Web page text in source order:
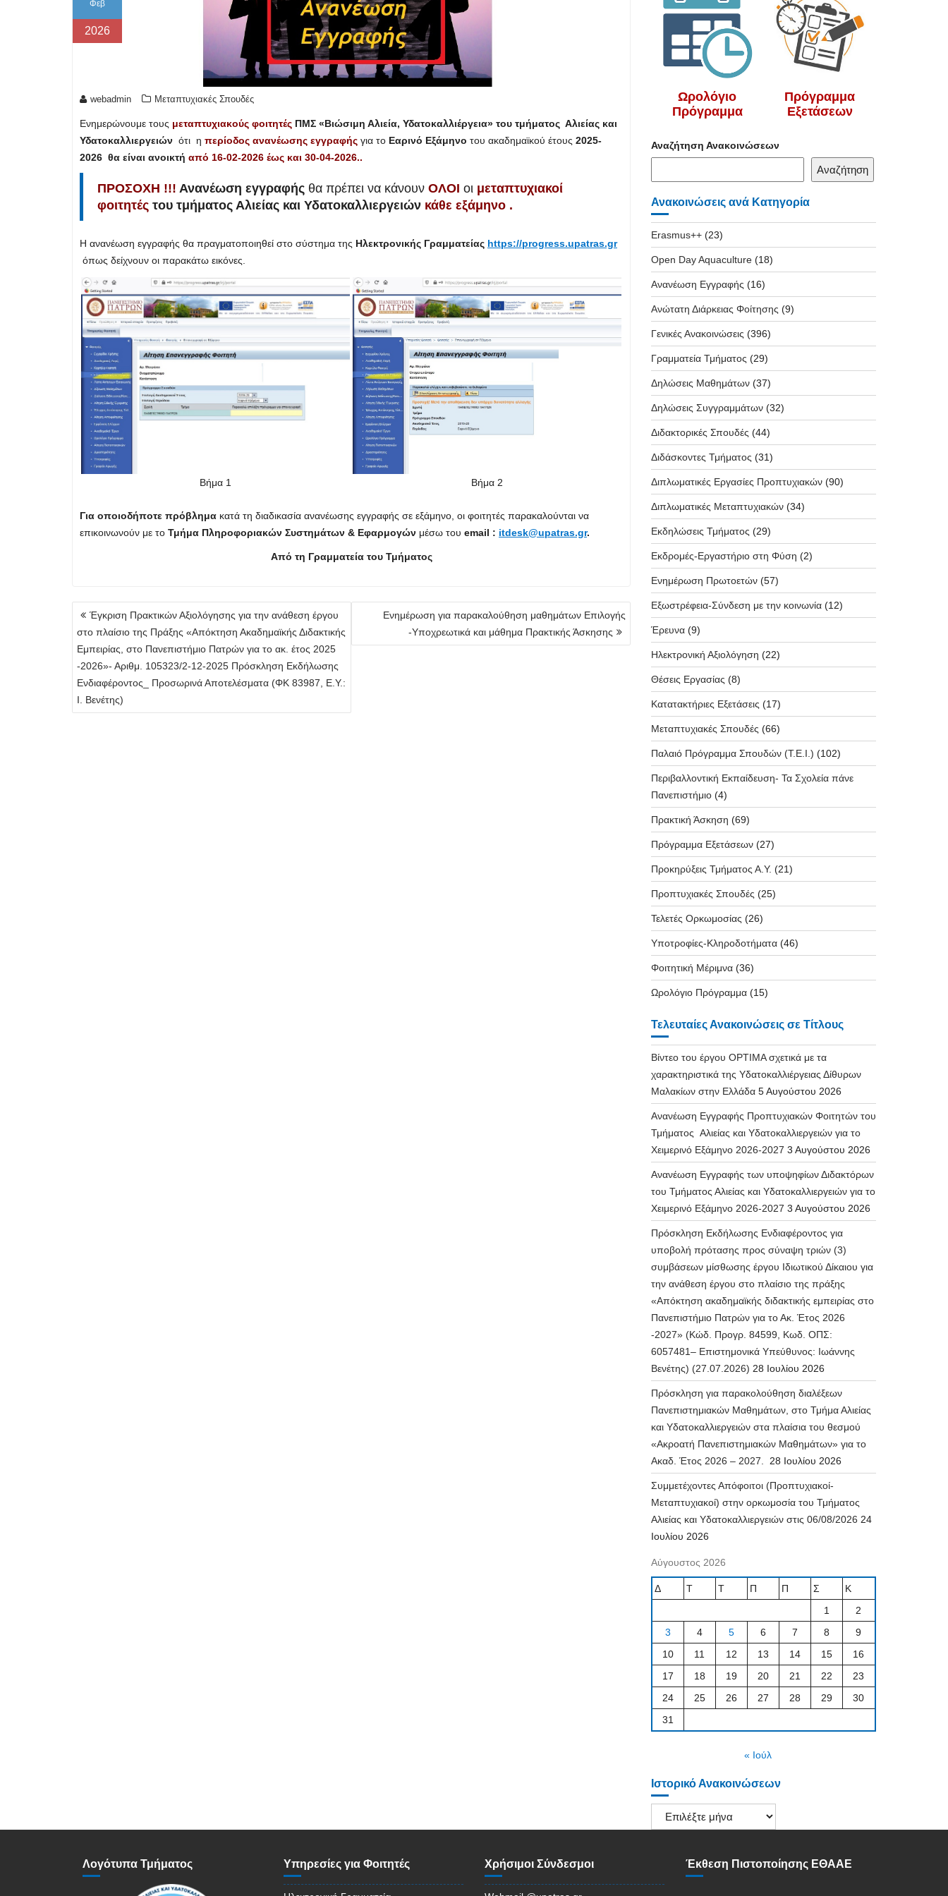
Φεβ
2026
webadmin Μεταπτυχιακές Σπουδές
Ενημερώνουμε τους μεταπτυχιακούς φοιτητές ΠΜΣ «Βιώσιμη Αλιεία, Υδατοκαλλιέργεια» του τμήματος Αλιείας και
Υδατοκαλλιεργειών ότι η περίοδος ανανέωσης εγγραφής για το Εαρινό Εξάμηνο του ακαδημαϊκού έτους 2025-
2026 θα είναι ανοικτή από 16-02-2026 έως και 30-04-2026..
ΠΡΟΣΟΧΗ !!! Ανανέωση εγγραφής θα πρέπει να κάνουν ΟΛΟΙ οι μεταπτυχιακοί
φοιτητές του τμήματος Αλιείας και Υδατοκαλλιεργειών κάθε εξάμηνο .
Η ανανέωση εγγραφής θα πραγματοποιηθεί στο σύστημα της Ηλεκτρονικής Γραμματείας https://progress.upatras.gr
όπως δείχνουν οι παρακάτω εικόνες.
Βήμα 1 Βήμα 2
Για οποιοδήποτε πρόβλημα κατά τη διαδικασία ανανέωσης εγγραφής σε εξάμηνο, οι φοιτητές παρακαλούνται να
επικοινωνούν με το Τμήμα Πληροφοριακών Συστημάτων & Εφαρμογών μέσω του email : itdesk@upatras.gr.
Από τη Γραμματεία του Τμήματος
Πλοήγηση
άρθρων
Έγκριση Πρακτικών Αξιολόγησης για την ανάθεση έργου
στο πλαίσιο της Πράξης «Απόκτηση Ακαδημαϊκής Διδακτικής
Εμπειρίας, στο Πανεπιστήμιο Πατρών για το ακ. έτος 2025
-2026»- Αριθμ. 105323/2-12-2025 Πρόσκληση Εκδήλωσης
Ενδιαφέροντος_ Προσωρινά Αποτελέσματα (ΦΚ 83987, Ε.Υ.:
Ι. Βενέτης)
Ενημέρωση για παρακαλούθηση μαθημάτων Επιλογής
-Υποχρεωτικά και μάθημα Πρακτικής Άσκησης
Ωρολόγιο
Πρόγραμμα
Πρόγραμμα
Εξετάσεων
Αναζήτηση Ανακοινώσεων
Αναζήτηση
Ανακοινώσεις ανά Κατηγορία
Erasmus++(23)
Open Day Aquaculture(18)
Ανανέωση Εγγραφής (16)
Ανώτατη Διάρκειας Φοίτησης (9)
Γενικές Ανακοινώσεις (396)
Γραμματεία Τμήματος (29)
Δηλώσεις Μαθημάτων(37)
Δηλώσεις Συγγραμμάτων(32)
Διδακτορικές Σπουδές (44)
Διδάσκοντες Τμήματος (31)
Διπλωματικές Εργασίες Προπτυχιακών(90)
Διπλωματικές Μεταπτυχιακών(34)
Εκδηλώσεις Τμήματος (29)
Εκδρομές-Εργαστήριο στη Φύση (2)
Ενημέρωση Πρωτοετών(57)
Εξωστρέφεια-Σύνδεση με την κοινωνία(12)
Έρευνα(9)
Ηλεκτρονική Αξιολόγηση (22)
Θέσεις Εργασίας (8)
Κατατακτήριες Εξετάσεις (17)
Μεταπτυχιακές Σπουδές (66)
Παλαιό Πρόγραμμα Σπουδών (T.E.I.) (102)
Περιβαλλοντική Εκπαίδευση- Τα Σχολεία πάνε
Πανεπιστήμιο(4)
Πρακτική Άσκηση (69)
Πρόγραμμα Εξετάσεων(27)
Προκηρύξεις Τμήματος Α.Υ. (21)
Προπτυχιακές Σπουδές (25)
Τελετές Ορκωμοσίας (26)
Υποτροφίες-Κληροδοτήματα(46)
Φοιτητική Μέριμνα(36)
Ωρολόγιο Πρόγραμμα(15)
Τελευταίες Ανακοινώσεις σε Τίτλους
Βίντεο του έργου OPTIMA σχετικά με τα
χαρακτηριστικά της Υδατοκαλλιέργειας Δίθυρων
Μαλακίων στην Ελλάδα 5 Αυγούστου 2026
Ανανέωση Εγγραφής Προπτυχιακών Φοιτητών του
Τμήματος Αλιείας και Υδατοκαλλιεργειών για το
Χειμερινό Εξάμηνο 2026-2027 3 Αυγούστου 2026
Ανανέωση Εγγραφής των υποψηφίων Διδακτόρων
του Τμήματος Αλιείας και Υδατοκαλλιεργειών για το
Χειμερινό Εξάμηνο 2026-2027 3 Αυγούστου 2026
Πρόσκληση Εκδήλωσης Ενδιαφέροντος για
υποβολή πρότασης προς σύναψη τριών (3)
συμβάσεων μίσθωσης έργου Ιδιωτικού Δίκαιου για
την ανάθεση έργου στο πλαίσιο της πράξης
«Απόκτηση ακαδημαϊκής διδακτικής εμπειρίας στο
Πανεπιστήμιο Πατρών για το Ακ. Έτος 2026
-2027» (Κώδ. Προγρ. 84599, Κωδ. ΟΠΣ:
6057481– Επιστημονικά Υπεύθυνος: Ιωάννης
Βενέτης) (27.07.2026) 28 Ιουλίου 2026
Πρόσκληση για παρακολούθηση διαλέξεων
Πανεπιστημιακών Μαθημάτων, στο Τμήμα Αλιείας
και Υδατοκαλλιεργειών στα πλαίσια του θεσμού
«Ακροατή Πανεπιστημιακών Μαθημάτων» για το
Ακαδ. Έτος 2026 – 2027. 28 Ιουλίου 2026
Συμμετέχοντες Απόφοιτοι (Προπτυχιακοί-
Μεταπτυχιακοί) στην ορκωμοσία του Τμήματος
Αλιείας και Υδατοκαλλιεργειών στις 06/08/2026 24
Ιουλίου 2026
Αύγουστος 2026
Δ Τ Τ Π Π Σ
Κ
1
2
3
4 5 6 7 8
9
10
11 12 13 14 15
16
17
18 19 20 21 22
23
24
25 26 27 28 29
30
31
« Ιούλ
Ιστορικό Ανακοινώσεων
Ιστορικό
Ανακοινώσεων
Λογότυπα Τμήματος Υπηρεσίες για Φοιτητές Χρήσιμοι Σύνδεσμοι Έκθεση Πιστοποίησης ΕΘΑΑΕ